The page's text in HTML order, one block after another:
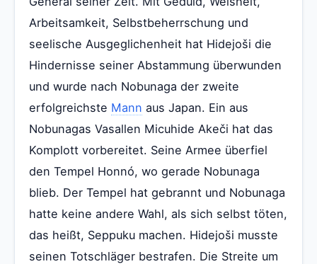
Arbeitsamkeit, Selbstbeherrschung und
seelische Ausgeglichenheit hat Hidejoši die
Hindernisse seiner Abstammung überwunden
und wurde nach Nobunaga der zweite
erfolgreichste Mann aus Japan. Ein aus
Nobunagas Vasallen Micuhide Akeči hat das
Komplott vorbereitet. Seine Armee überfiel
den Tempel Honnó, wo gerade Nobunaga
blieb. Der Tempel hat gebrannt und Nobunaga
hatte keine andere Wahl, als sich selbst töten,
das heißt, Seppuku machen. Hidejoši musste
seinen Totschläger bestrafen. Die Streite um